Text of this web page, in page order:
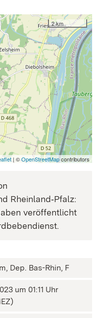
2 km
| ©OpenStreetMapcontributors
Rheinland‑Pfalz:
veröffentlicht
Dep. Bas-Rhin, F
um 01:11 Uhr